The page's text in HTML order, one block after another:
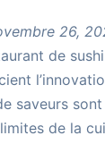
26,
de
saveurs
de la